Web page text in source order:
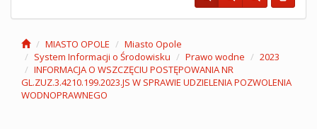
MIASTO OPOLE
Miasto Opole
System Informacji o Środowisku
Prawo wodne
2023
INFORMACJA O WSZCZĘCIU POSTĘPOWANIA NR
GL.ZUZ.3.4210.199.2023.JS W SPRAWIE UDZIELENIA POZWOLENIA
WODNOPRAWNEGO